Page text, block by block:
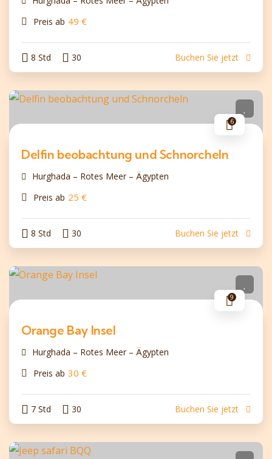
Preis ab 49 €
8 Std 30 Buchen Sie jetzt
6
Delfin beobachtung und Schnorcheln
Hurghada – Rotes Meer – Ägypten
Preis ab 25 €
8 Std 30 Buchen Sie jetzt
9
Orange Bay Insel
Hurghada – Rotes Meer – Ägypten
Preis ab 30 €
7 Std 30 Buchen Sie jetzt